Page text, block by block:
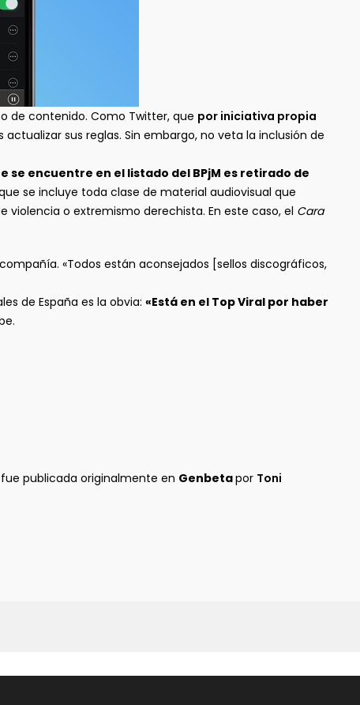
de contenido. Como Twitter, que por iniciativa propia
actualizar sus reglas. Sin embargo, no veta la inclusión de
se encuentre en el listado del BPjM es retirado de
se incluye toda clase de material audiovisual que
violencia o extremismo derechista. En este caso, el Cara
«Todos están aconsejados [sellos discográficos,
de España es la obvia: «Está en el Top Viral por haber
fue publicada originalmente en Genbetapor Toni